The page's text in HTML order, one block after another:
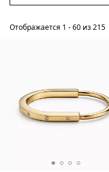
Отображается 1 -60 из215